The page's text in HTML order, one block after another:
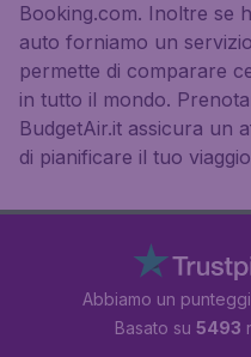
Booking.com. Inoltre se
auto forniamo un
permette di comparare
in tutto il mondo.
BudgetAir.it assicura un
di pianificare il tuo
Abbiamo un
Basato su 5493